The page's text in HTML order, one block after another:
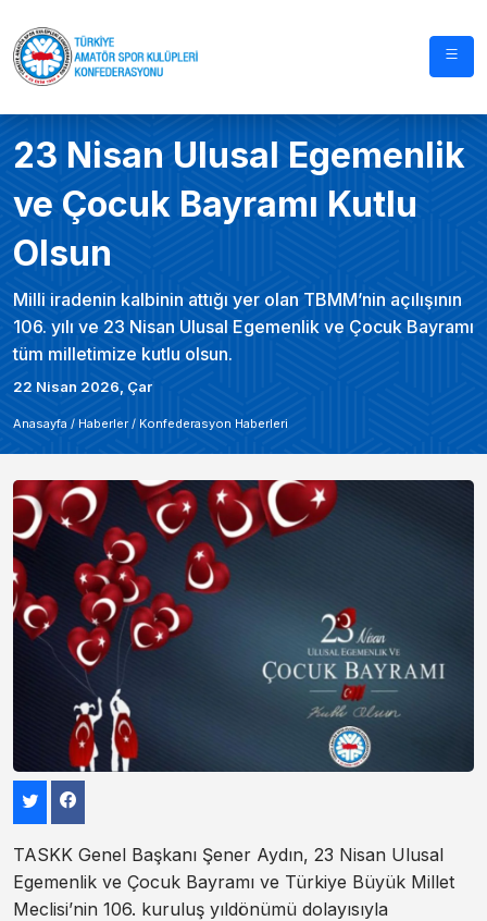
23 Nisan Ulusal Egemenlik
ve Çocuk Bayramı Kutlu
Olsun
Milli iradenin kalbinin attığı yer olan TBMM’nin açılışının
106. yılı ve 23 Nisan Ulusal Egemenlik ve Çocuk Bayramı
tüm milletimize kutlu olsun.
22 Nisan 2026, Çar
Anasayfa / Haberler / Konfederasyon Haberleri
TASKK Genel Başkanı Şener Aydın, 23 Nisan Ulusal
Egemenlik ve Çocuk Bayramı ve Türkiye Büyük Millet
Meclisi’nin 106. kuruluş yıldönümü dolayısıyla